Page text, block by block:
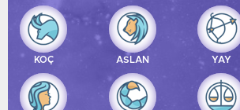
KOÇ ASLAN YAY